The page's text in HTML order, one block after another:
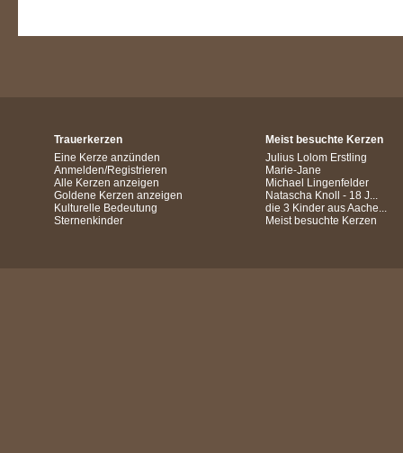
Trauerkerzen
Eine Kerze anzünden
Anmelden/Registrieren
Alle Kerzen anzeigen
Goldene Kerzen anzeigen
Kulturelle Bedeutung
Sternenkinder
Meist besuchte Kerzen
Julius Lolom Erstling
Marie-Jane
Michael Lingenfelder
Natascha Knoll - 18 J...
die 3 Kinder aus Aache...
Meist besuchte Kerzen